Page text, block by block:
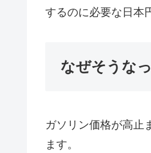
するのに必要な日本
なぜそうな
ガソリン価格が高止
ます。